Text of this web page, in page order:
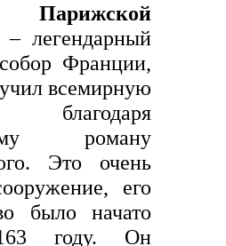
– легендарный
Франции,
всемирную
благодаря
роману
Это очень
его
было начато
году. Он